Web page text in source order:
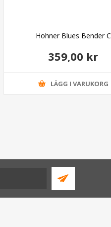
Hohner Blues Bender C
359,00 kr
LÄGG I VARUKORG